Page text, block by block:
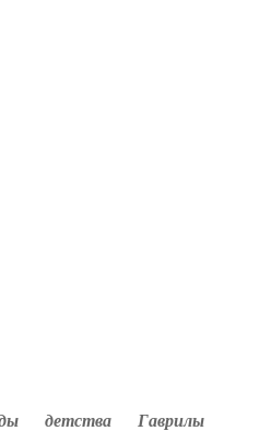
детства Гаврилы